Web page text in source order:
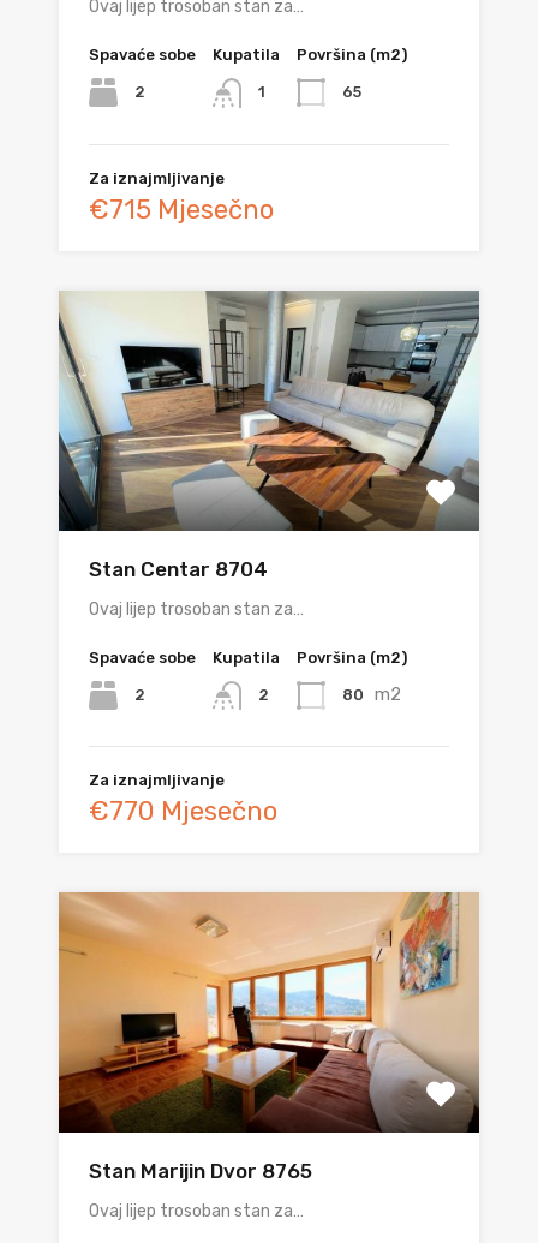
Ovaj lijep trosoban stan za…
Spavaće sobe
2
Kupatila
1
Površina (m2)
65
Za iznajmljivanje
€715 Mjesečno
Stan Centar 8704
Ovaj lijep trosoban stan za…
Spavaće sobe
2
Kupatila
2
Površina (m2)
80 m2
Za iznajmljivanje
€770 Mjesečno
Stan Marijin Dvor 8765
Ovaj lijep trosoban stan za…